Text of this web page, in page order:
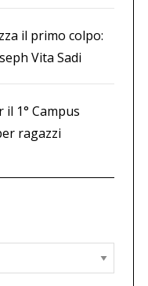
il primo colpo:
Vita Sadi
il 1° Campus
ragazzi